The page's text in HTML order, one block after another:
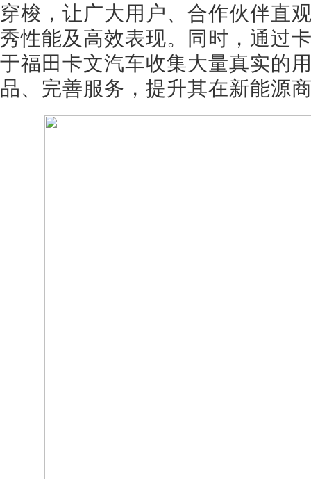
穿梭，让广大用户、合作伙伴直
秀性能及高效表现。同时，通过
于福田卡文汽车收集大量真实的
品、完善服务，提升其在新能源